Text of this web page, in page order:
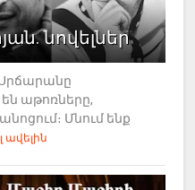
նովելներ
Սրճարանը
աթոռները,
Մնում ենք
ավելին